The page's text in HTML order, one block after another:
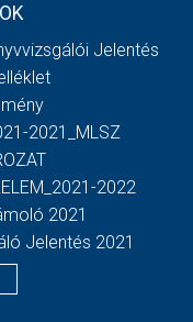
Jelentés
2021_MLSZ
2022
2021
Jelentés 2021